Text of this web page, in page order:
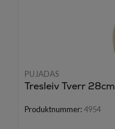
PUJADAS
Tresleiv Tverr 28cm
Produktnummer:4954